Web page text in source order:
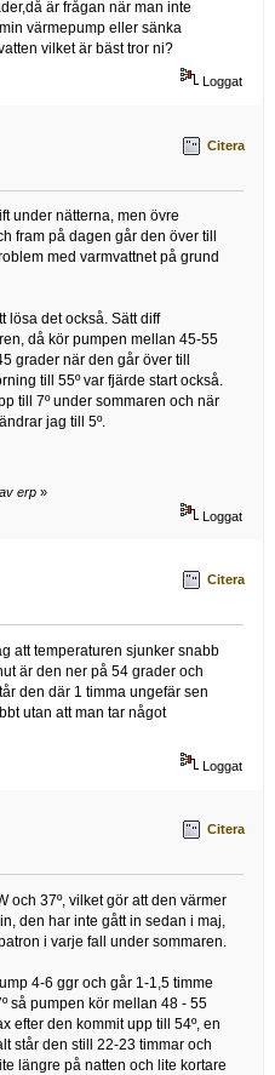
är frågan när man inte
värmepump eller sänka
vilket är bäst tror ni?
Loggat
Citera
under nätterna, men övre
fram på dagen går den över till
med varmvattnet på grund
lösa det också. Sätt diff
då kör pumpen mellan 45-55
grader när den går över till
till 55º var fjärde start också.
till 7º under sommaren och när
jag till 5º.
erp »
Loggat
Citera
att temperaturen sjunker snabb
är den ner på 54 grader och
den där 1 timma ungefär sen
utan att man tar något
Loggat
Citera
och 37º, vilket gör att den värmer
den har inte gått in sedan i maj,
i varje fall under sommaren.
4-6 ggr och går 1-1,5 timme
så pumpen kör mellan 48 - 55
efter den kommit upp till 54º, en
står den still 22-23 timmar och
längre på natten och lite kortare